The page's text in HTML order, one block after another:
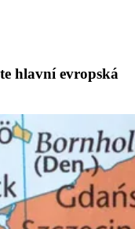
hlavní evropská